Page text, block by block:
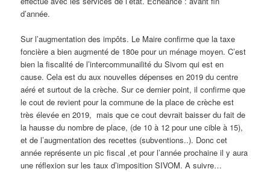
d’année.
Sur l’augmentation des impôts. Le Maire confirme que la taxe
foncière a bien augmenté de 180e pour un ménage moyen. C’est
bien la fiscalité de l’intercommunailité du Sivom qui est en
cause. Cela est du aux nouvelles dépenses en 2019 du centre
aéré et surtout de la crèche. Sur ce dernier point, il confirme que
le cout de revient pour la commune de la place de crèche est
très élevée en 2019, mais que ce cout devrait baisser du fait de
la hausse du nombre de place, (de 10 à 12 pour une cible à 15),
et de l’augmentation des recettes (subventions..). Donc cet
année représente un pic fiscal ,et pour l’année prochaine il y aura
une réflexion sur les taux d’imposition SIVOM. A suivre…